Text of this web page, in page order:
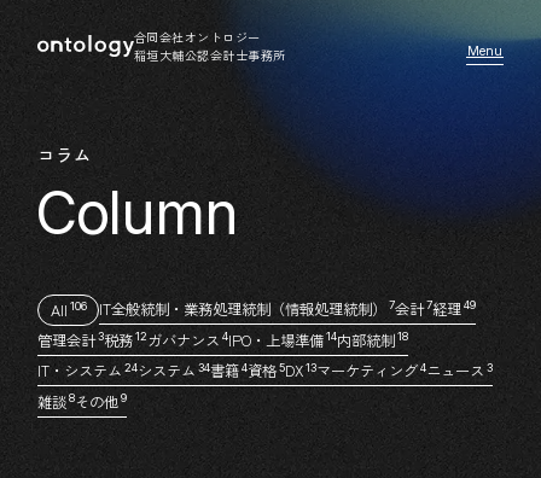
合同会社オントロジー
稲垣大輔公認会計士事務所
コラム
All 106 IT全般統制・業務処理統制（情報処理統制） 7会計7経理49
管理会計3税務12ガバナンス4IPO・上場準備14内部統制18
IT・システム24システム34書籍4資格5DX13マーケティング4ニュース3
雑談8その他9